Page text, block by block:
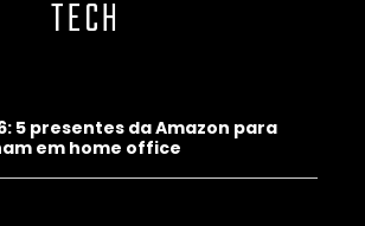
TECH
5 presentes da Amazon para
em home office